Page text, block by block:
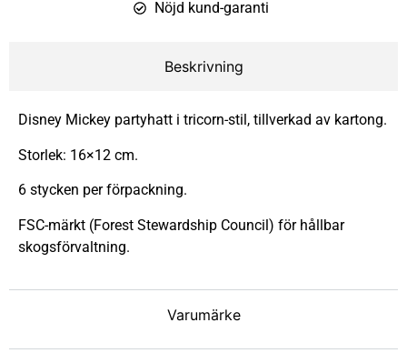
Nöjd kund-garanti
Beskrivning
Varumärke
Disney Mickey partyhatt i tricorn-stil, tillverkad av kartong.
Storlek: 16×12 cm.
6 stycken per förpackning.
FSC-märkt (Forest Stewardship Council) för hållbar
skogsförvaltning.